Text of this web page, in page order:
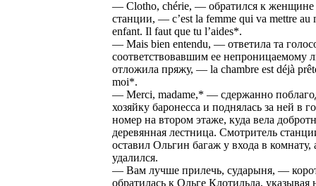
— Clotho, chérie, — обратился к женщине
станции, — c’est la femme qui va mettre au
enfant. Il faut que tu l’aides*.
— Mais bien entendu, — ответила та
соответствовавшим ее непроницаемому
отложила пряжу, — la chambre est déjà
moi*.
— Merci, madame,* — сдержанно
хозяйку баронесса и поднялась за ней в
номер на втором этаже, куда вела
деревянная лестница. Смотритель
оставил Ольгин багаж у входа в комнату,
удалился.
— Вам лучше прилечь, сударыня, —
обратилась к Ольге Клотильда, указывая